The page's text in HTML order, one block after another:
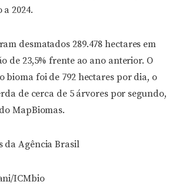
a 2024.
desmatados 289.478 hectares em
de 23,5% frente ao ano anterior. O
bioma foi de 792 hectares por dia, o
de cerca de 5 árvores por segundo,
MapBiomas.
da Agência Brasil
ICMbio